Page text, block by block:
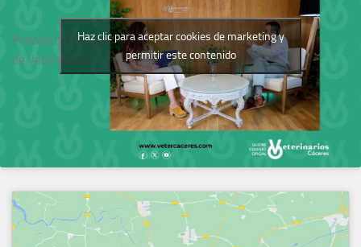
Podcast del Colegio
de Veterinarios
Haz clic para aceptar cookies de marketing y
permitir este contenido